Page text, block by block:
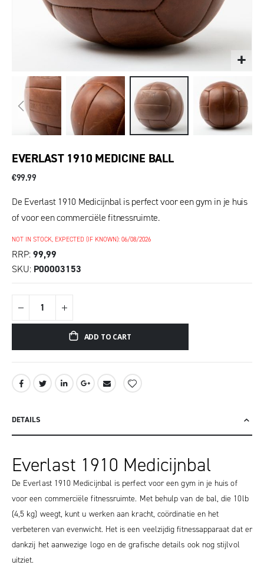
EVERLAST 1910 MEDICINE BALL
€99.99
De Everlast 1910 Medicijnbal is perfect voor een gym in je huis
of voor een commerciële fitnessruimte.
NOT IN STOCK, EXPECTED (IF KNOWN): 06/08/2026
RRP 99,99
SKU P00003153
ADD TO CART
DETAILS
Everlast 1910 Medicijnbal
De Everlast 1910 Medicijnbal is perfect voor een gym in je huis of
voor een commerciële fitnessruimte. Met behulp van de bal, die 10lb
(4,5 kg) weegt, kunt u werken aan kracht, coördinatie en het
verbeteren van evenwicht. Het is een veelzijdig fitnessapparaat dat er
dankzij het aanwezige logo en de grafische details ook nog stijlvol
uitziet.